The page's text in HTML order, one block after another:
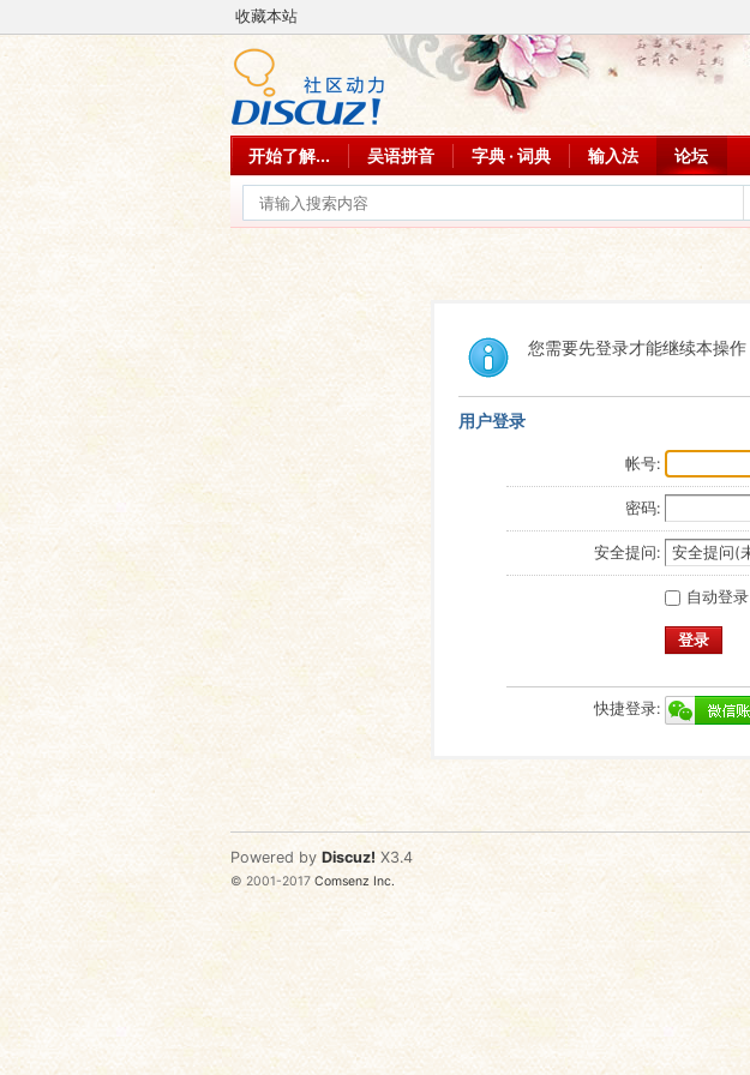
收藏本站
开始了解... 吴语拼音 字典 · 词典 输入法 论坛
您需要先登录才能继续本操作
用户登录
帐号:
密码:
安全提问:
自动登录
登录
快捷登录:
Powered by Discuz! X3.4
© 2001-2017Comsenz Inc.